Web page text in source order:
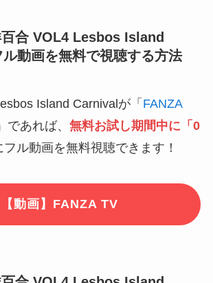
合 VOL4 Lesbos Island
動画を無料で視聴する方法
Island Carnivalが「 FANZA
であれば、 無料お試し期間中に「0
ル動画を無料視聴できます！
【動画】FANZA TV